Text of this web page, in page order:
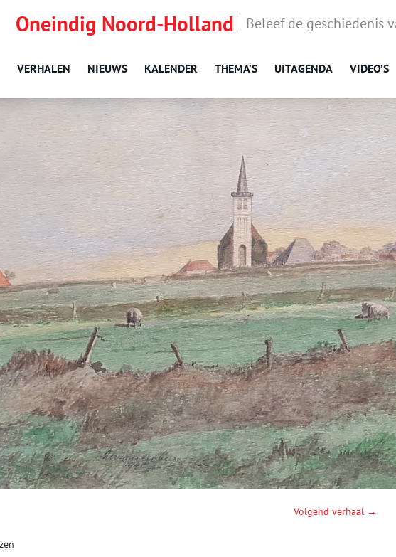
Oneindig Noord-Holland Beleef de geschiedenis
VERHALEN NIEUWS KALENDER THEMA’S UITAGENDA VIDEO’S
Volgend verhaal →